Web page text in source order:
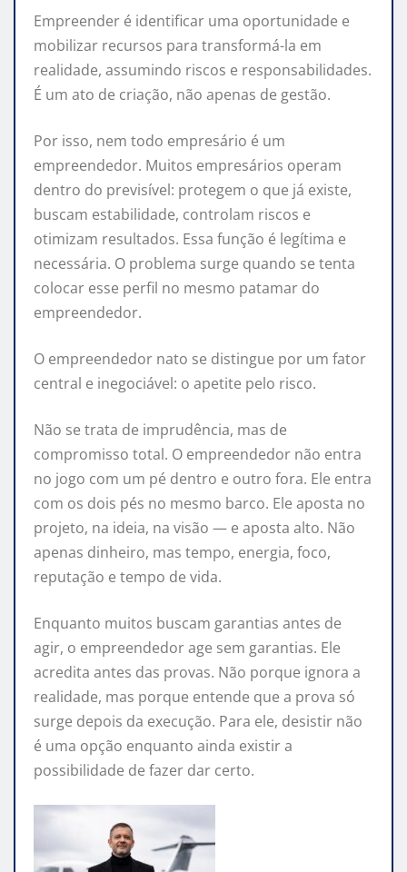
Empreender é identificar uma oportunidade e
mobilizar recursos para transformá-la em
realidade, assumindo riscos e responsabilidades.
É um ato de criação, não apenas de gestão.
Por isso, nem todo empresário é um
empreendedor. Muitos empresários operam
dentro do previsível: protegem o que já existe,
buscam estabilidade, controlam riscos e
otimizam resultados. Essa função é legítima e
necessária. O problema surge quando se tenta
colocar esse perfil no mesmo patamar do
empreendedor.
O empreendedor nato se distingue por um fator
central e inegociável: o apetite pelo risco.
Não se trata de imprudência, mas de
compromisso total. O empreendedor não entra
no jogo com um pé dentro e outro fora. Ele entra
com os dois pés no mesmo barco. Ele aposta no
projeto, na ideia, na visão — e aposta alto. Não
apenas dinheiro, mas tempo, energia, foco,
reputação e tempo de vida.
Enquanto muitos buscam garantias antes de
agir, o empreendedor age sem garantias. Ele
acredita antes das provas. Não porque ignora a
realidade, mas porque entende que a prova só
surge depois da execução. Para ele, desistir não
é uma opção enquanto ainda existir a
possibilidade de fazer dar certo.